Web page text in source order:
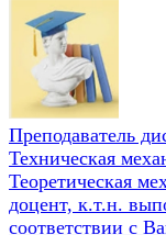
Преподаватель
Техническая
Теоретическая
доцент, к.т.н.
соответствии с